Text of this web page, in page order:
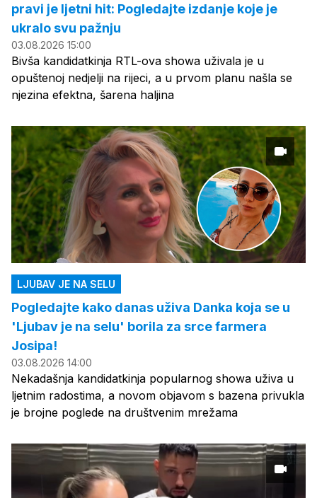
pravi je ljetni hit: Pogledajte izdanje koje je
ukralo svu pažnju
03.08.2026 15:00
Bivša kandidatkinja RTL-ova showa uživala je u
opuštenoj nedjelji na rijeci, a u prvom planu našla se
njezina efektna, šarena haljina
LJUBAV JE NA SELU
Pogledajte kako danas uživa Danka koja se u
'Ljubav je na selu' borila za srce farmera
Josipa!
03.08.2026 14:00
Nekadašnja kandidatkinja popularnog showa uživa u
ljetnim radostima, a novom objavom s bazena privukla
je brojne poglede na društvenim mrežama